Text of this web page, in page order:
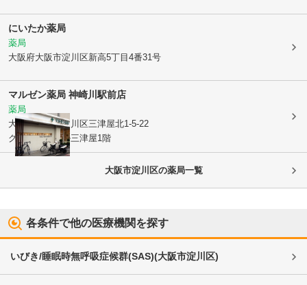
にいたか薬局
薬局
大阪府大阪市淀川区新高5丁目4番31号
マルゼン薬局 神崎川駅前店
薬局
大阪府大阪市淀川区三津屋北1-5-22
グランディール三津屋1階
大阪市淀川区の薬局一覧
各条件で他の医療機関を探す
いびき/睡眠時無呼吸症候群(SAS)(大阪市淀川区)